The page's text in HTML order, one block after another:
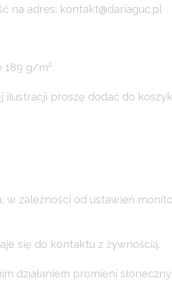
na adres: kontakt@dariaguc.pl
189 g/m².
proszę dodać do
zależności od ustawień
się do kontaktu z żywnością.
działaniem promieni